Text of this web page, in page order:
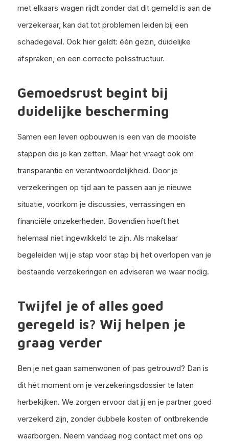
met elkaars wagen rijdt zonder dat dit gemeld is aan de
verzekeraar, kan dat tot problemen leiden bij een
schadegeval. Ook hier geldt: één gezin, duidelijke
afspraken, en een correcte polisstructuur.
Gemoedsrust begint bij
duidelijke bescherming
Samen een leven opbouwen is een van de mooiste
stappen die je kan zetten. Maar het vraagt ook om
transparantie en verantwoordelijkheid. Door je
verzekeringen op tijd aan te passen aan je nieuwe
situatie, voorkom je discussies, verrassingen en
financiële onzekerheden. Bovendien hoeft het
helemaal niet ingewikkeld te zijn. Als makelaar
begeleiden wij je stap voor stap bij het overlopen van je
bestaande verzekeringen en adviseren we waar nodig.
Twijfel je of alles goed
geregeld is? Wij helpen je
graag verder
Ben je net gaan samenwonen of pas getrouwd? Dan is
dit hét moment om je verzekeringsdossier te laten
herbekijken. We zorgen ervoor dat jij en je partner goed
verzekerd zijn, zonder dubbele kosten of ontbrekende
waarborgen. Neem vandaag nog contact met ons op